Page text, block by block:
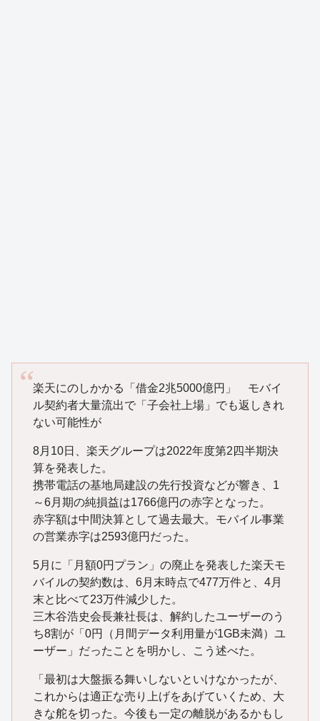
楽天にのしかかる「借金2兆5000億円」 モバイ
ル契約者大量流出で「子会社上場」でも返しきれ
ない可能性が
8月10日、楽天グループは2022年度第2四半期決
算を発表した。
携帯電話の基地局建設の先行投資などが響き、1
～6月期の純損益は1766億円の赤字となった。
赤字額は中間決算として過去最大。モバイル事業
の営業赤字は2593億円だった。
5月に「月額0円プラン」の廃止を発表した楽天モ
バイルの契約数は、6月末時点で477万件と、4月
末と比べて23万件減少した。
三木谷浩史会長兼社長は、解約したユーザーのう
ち8割が「0円（月間データ利用量が1GB未満）ユ
ーザー」だったことを明かし、こう述べた。
「最初は大盤振る舞いしないといけなかったが、
これからは適正な売り上げをあげていくため、大
きな舵を切った。今後も一定の離脱があるかもし